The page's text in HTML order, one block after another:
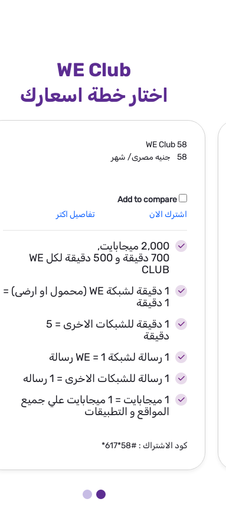
WE Club
اختار خطة اسعارك
WE Club58
58
جنيه مصرى/ شهر
Add to compare
اشترك الان
تفاصيل اكتر
2,000 ميجابايت,
700 دقيقة و 500 دقيقة لكل WE
CLUB
1 دقيقة لشبكة WE (محمول او ارضى) =
1 دقيقة
1 دقيقة للشبكات الاخرى = 5
دقيقة
1 رسالة لشبكة WE = 1 رسالة
1 رسالة للشبكات الاخرى = 1 رساله
1 ميجابايت = 1 ميجابايت علي جميع
المواقع و التطبيقات
كود الاشتراك : #58*617*